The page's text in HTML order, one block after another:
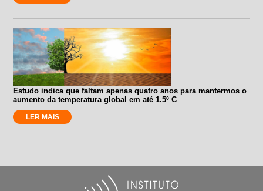
Estudo indica que faltam apenas quatro anos para mantermos o
aumento da temperatura global em até 1.5º C
LER MAIS